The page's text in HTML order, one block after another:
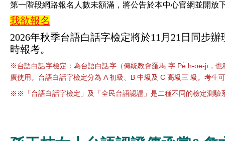
第一階段網路報名人數未額滿，將公告於本中心官網並開放
我欲報名
2026年秋季台語白話字檢定將於11月21日同步辦
時報考。
※台語白話字檢定：為台語白話字（傳統教會羅馬 字 Pe̍ h-ōe-jī，
廣使用。台語白話字檢定分為 A 初級、B 中級及 C 高級三 級。考生
※※「台語白話字檢定」及「全民台語認證」是二種不同的檢定測驗